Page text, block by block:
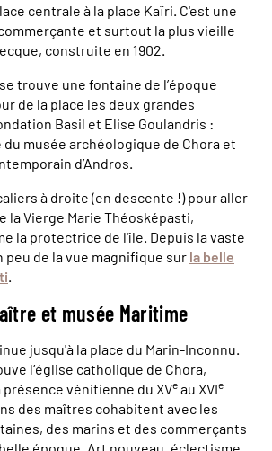
centrale à la place Kaïri. C'est une
et surtout la plus vieille
construite en 1902.
trouve une fontaine de l’époque
de la place les deux grandes
Basil et Elise Goulandris :
du musée archéologique de Chora et
d’Andros.
à droite (en descente !) pour aller
la Vierge Marie Théosképasti,
la protectrice de l'île. Depuis la vaste
peu de la vue magnifique sur la belle
.
et musée Maritime
jusqu'à la place du Marin-Inconnu.
l’église catholique de Chora,
vénitienne du XVe au XVIe
des maîtres cohabitent avec les
des marins et des commerçants